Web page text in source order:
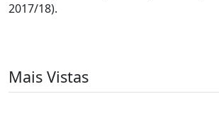
2017/18).
Mais Vistas